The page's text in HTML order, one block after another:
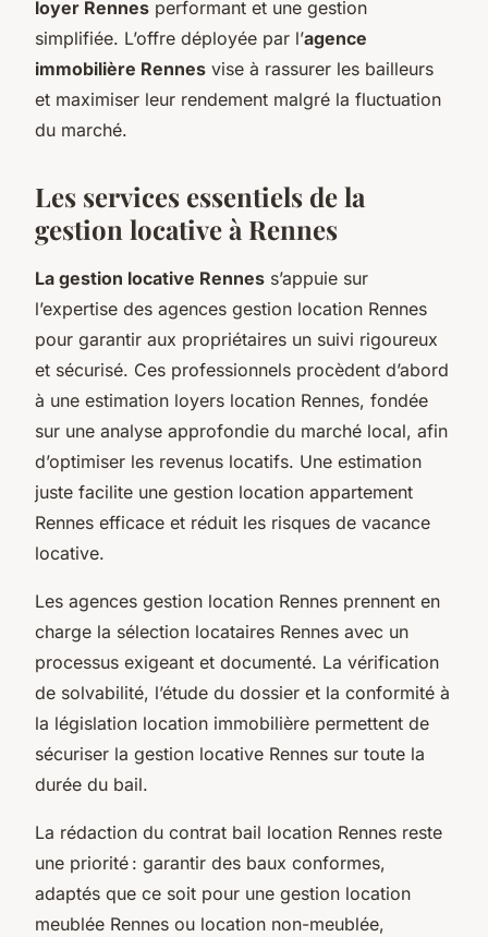
loyer Rennes performant et une gestion
simplifiée. L’offre déployée par l’agence
immobilière Rennes vise à rassurer les bailleurs
et maximiser leur rendement malgré la fluctuation
du marché.
Les services essentiels de la
gestion locative à Rennes
La gestion locative Rennes s’appuie sur
l’expertise des agences gestion location Rennes
pour garantir aux propriétaires un suivi rigoureux
et sécurisé. Ces professionnels procèdent d’abord
à une estimation loyers location Rennes, fondée
sur une analyse approfondie du marché local, afin
d’optimiser les revenus locatifs. Une estimation
juste facilite une gestion location appartement
Rennes efficace et réduit les risques de vacance
locative.
Les agences gestion location Rennes prennent en
charge la sélection locataires Rennes avec un
processus exigeant et documenté. La vérification
de solvabilité, l’étude du dossier et la conformité à
la législation location immobilière permettent de
sécuriser la gestion locative Rennes sur toute la
durée du bail.
La rédaction du contrat bail location Rennes reste
une priorité : garantir des baux conformes,
adaptés que ce soit pour une gestion location
meublée Rennes ou location non-meublée,